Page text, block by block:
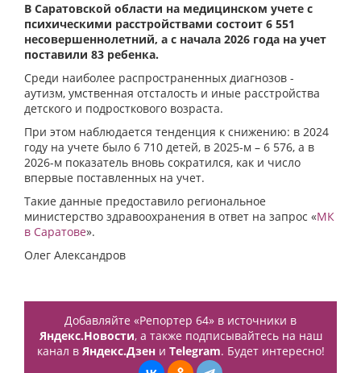
В Саратовской области на медицинском учете с
психическими расстройствами состоит 6 551
несовершеннолетний, а с начала 2026 года на учет
поставили 83 ребенка.
Среди наиболее распространенных диагнозов -
аутизм, умственная отсталость и иные расстройства
детского и подросткового возраста.
При этом наблюдается тенденция к снижению: в 2024
году на учете было 6 710 детей, в 2025-м – 6 576, а в
2026-м показатель вновь сократился, как и число
впервые поставленных на учет.
Такие данные предоставило региональное
министерство здравоохранения в ответ на запрос «МК
в Саратове».
Олег Александров
Добавляйте «Репортер 64» в источники в
Яндекс.Новости, а также подписывайтесь на наш
канал в Яндекс.Дзени Telegram. Будет интересно!